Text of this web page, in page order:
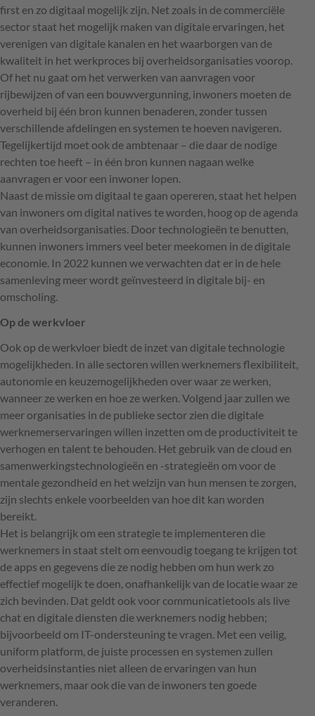
first en zo digitaal mogelijk zijn. Net zoals in de commerciële
sector staat het mogelijk maken van digitale ervaringen, het
verenigen van digitale kanalen en het waarborgen van de
kwaliteit in het werkproces bij overheidsorganisaties voorop.
Of het nu gaat om het verwerken van aanvragen voor
rijbewijzen of van een bouwvergunning, inwoners moeten de
overheid bij één bron kunnen benaderen, zonder tussen
verschillende afdelingen en systemen te hoeven navigeren.
Tegelijkertijd moet ook de ambtenaar – die daar de nodige
rechten toe heeft – in één bron kunnen nagaan welke
aanvragen er voor een inwoner lopen.
Naast de missie om digitaal te gaan opereren, staat het helpen
van inwoners om digital natives te worden, hoog op de agenda
van overheidsorganisaties. Door technologieën te benutten,
kunnen inwoners immers veel beter meekomen in de digitale
economie. In 2022 kunnen we verwachten dat er in de hele
samenleving meer wordt geïnvesteerd in digitale bij- en
omscholing.
Op de werkvloer
Ook op de werkvloer biedt de inzet van digitale technologie
mogelijkheden. In alle sectoren willen werknemers flexibiliteit,
autonomie en keuzemogelijkheden over waar ze werken,
wanneer ze werken en hoe ze werken. Volgend jaar zullen we
meer organisaties in de publieke sector zien die digitale
werknemerservaringen willen inzetten om de productiviteit te
verhogen en talent te behouden. Het gebruik van de cloud en
samenwerkingstechnologieën en -strategieën om voor de
mentale gezondheid en het welzijn van hun mensen te zorgen,
zijn slechts enkele voorbeelden van hoe dit kan worden
bereikt.
Het is belangrijk om een strategie te implementeren die
werknemers in staat stelt om eenvoudig toegang te krijgen tot
de apps en gegevens die ze nodig hebben om hun werk zo
effectief mogelijk te doen, onafhankelijk van de locatie waar ze
zich bevinden. Dat geldt ook voor communicatietools als live
chat en digitale diensten die werknemers nodig hebben;
bijvoorbeeld om IT-ondersteuning te vragen. Met een veilig,
uniform platform, de juiste processen en systemen zullen
overheidsinstanties niet alleen de ervaringen van hun
werknemers, maar ook die van de inwoners ten goede
veranderen.